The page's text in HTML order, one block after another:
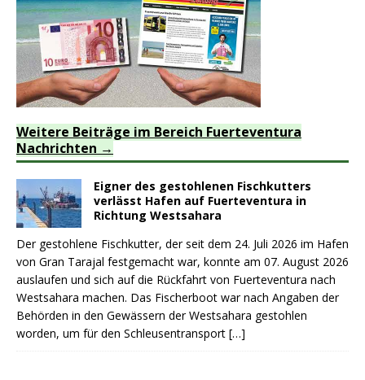
Weitere Beiträge im Bereich Fuerteventura
Nachrichten
Eigner des gestohlenen Fischkutters
verlässt Hafen auf Fuerteventura in
Richtung Westsahara
Der gestohlene Fischkutter, der seit dem 24. Juli 2026 im Hafen
von Gran Tarajal festgemacht war, konnte am 07. August 2026
auslaufen und sich auf die Rückfahrt von Fuerteventura nach
Westsahara machen. Das Fischerboot war nach Angaben der
Behörden in den Gewässern der Westsahara gestohlen
worden, um für den Schleusentransport […]